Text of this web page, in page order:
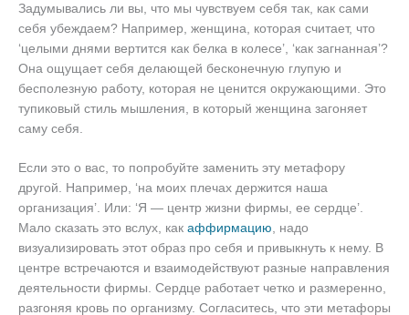
Задумывались ли вы, что мы чувствуем себя так, как сами
себя убеждаем? Например, женщина, которая считает, что
‘целыми днями вертится как белка в колесе’, ‘как загнанная’?
Она ощущает себя делающей бесконечную глупую и
бесполезную работу, которая не ценится окружающими. Это
тупиковый стиль мышления, в который женщина загоняет
саму себя.
Если это о вас, то попробуйте заменить эту метафору
другой. Например, ‘на моих плечах держится наша
организация’. Или: ‘Я — центр жизни фирмы, ее сердце’.
Мало сказать это вслух, как аффирмацию, надо
визуализировать этот образ про себя и привыкнуть к нему. В
центре встречаются и взаимодействуют разные направления
деятельности фирмы. Сердце работает четко и размеренно,
разгоняя кровь по организму. Согласитесь, что эти метафоры